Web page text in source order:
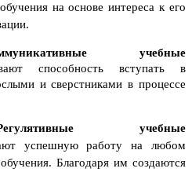
на основе интереса к его
учебные
способность вступать в
и сверстниками в процессе
учебные
успешную работу на любом
Благодаря им создаются